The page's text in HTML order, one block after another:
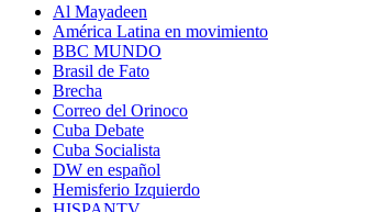
Al Mayadeen
América Latina en movimiento
BBC MUNDO
Brasil de Fato
Brecha
Correo del Orinoco
Cuba Debate
Cuba Socialista
DW en español
Hemisferio Izquierdo